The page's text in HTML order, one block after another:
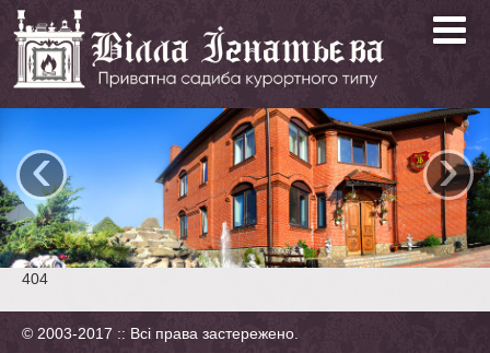
‹ ›
404
© 2003-2017 :: Всі права застережено.